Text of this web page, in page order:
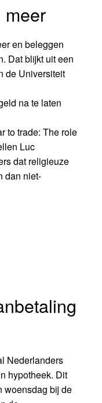
meer
en beleggen
Dat blijkt uit een
de Universiteit
na te laten
to trade: The role
Luc
dat religieuze
dan niet-
Nederlanders
hypotheek. Dit
woensdag bij de